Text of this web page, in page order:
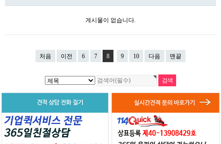
게시물이 없습니다.
처음 이전 6 7 8 9 10 다음 맨끝